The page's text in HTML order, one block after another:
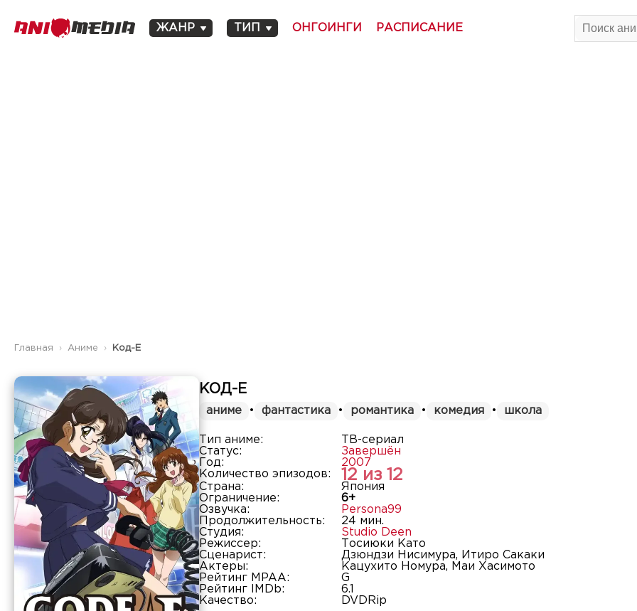
ЖАНР ТИП ОНГОИНГИ РАСПИСАНИЕ
Главная Аниме Код-Е
КОД-Е
аниме • фантастика • романтика • комедия • школа
Тип аниме:
ТВ-сериал
Статус:
Завершён
Год:
2007
Количество эпизодов:
12 из 12
Страна:
Япония
Ограничение:
6+
Озвучка:
Persona99
Продолжительность:
24 мин.
Студия:
Studio Deen
Режиссер:
Тосиюки Като
Сценарист:
Дзюндзи Нисимура, Итиро Сакаки
Актеры:
Кацухито Номура, Маи Хасимото
Рейтинг MPAA:
G
Рейтинг IMDb:
6.1
Качество:
DVDRip